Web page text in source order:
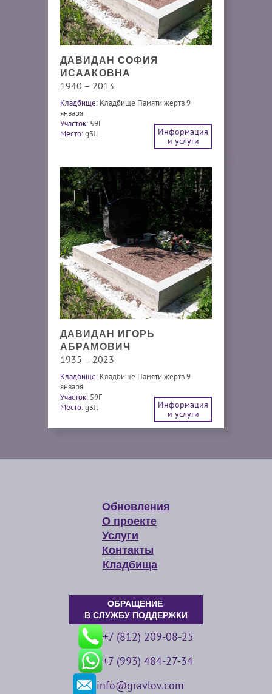
ДАВИДАН СОФИЯ
ИСААКОВНА
1940 – 2013
Кладбище: Кладбище Памяти жертв 9
января
Участок: 59Г
Место:g3Jl
Информация
и услуги
ДАВИДАН ИГОРЬ
АБРАМОВИЧ
1935 – 2023
Кладбище: Кладбище Памяти жертв 9
января
Участок: 59Г
Место:g3Jl
Информация
и услуги
Обновления
О проекте
Услуги
Контакты
Кладбища
ОБРАЩЕНИЕ
В СЛУЖБУ ПОДДЕРЖКИ
+7 (812) 209-08-25
+7 (993) 484-27-34
info@gravlov.com